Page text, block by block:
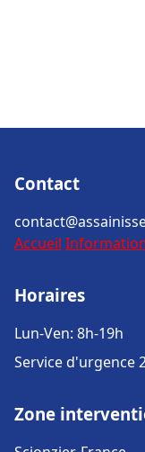
Contact
Accueil
Horaires
Lun-Ven: 8h-19h
Service d'urgence
Zone